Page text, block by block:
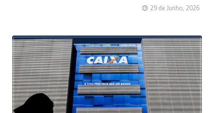
29 de Junho, 2026